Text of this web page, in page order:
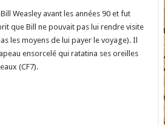
Weasley avant les années 90 et fut
que Bill ne pouvait pas lui rendre visite
les moyens de lui payer le voyage). Il
ensorcelé qui ratatina ses oreilles
(CF7).